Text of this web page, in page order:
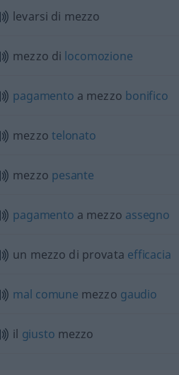
levarsi di mezzo
mezzo di locomozione
pagamento a mezzo bonifico
mezzotelonato
mezzo pesante
pagamento a mezzo assegno
un mezzo di provata efficacia
mal comune mezzo gaudio
il giusto mezzo